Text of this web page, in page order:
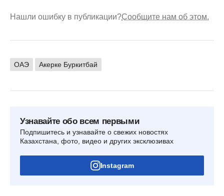
Нашли ошибку в публикации?Сообщите нам об этом.
ОАЭ Акерке Буркитбай
Узнавайте обо всем первыми
Подпишитесь и узнавайте о свежих новостях
Казахстана, фото, видео и других эксклюзивах
Instagram